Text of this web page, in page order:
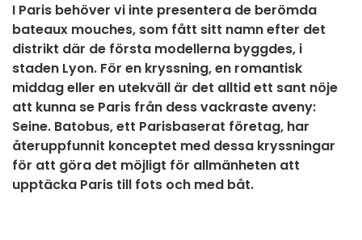
I Paris behöver vi inte presentera de berömda
bateaux mouches, som fått sitt namn efter det
distrikt där de första modellerna byggdes, i
staden Lyon. För en kryssning, en romantisk
middag eller en utekväll är det alltid ett sant nöje
att kunna se Paris från dess vackraste aveny:
Seine. Batobus, ett Parisbaserat företag, har
återuppfunnit konceptet med dessa kryssningar
för att göra det möjligt för allmänheten att
upptäcka Paris till fots och med båt.